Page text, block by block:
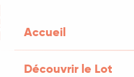
Accueil
Découvrir le Lot
Lalbenque